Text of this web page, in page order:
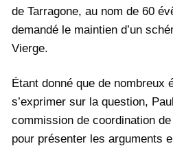
de Tarragone, au nom de 60
demandé le maintien d’un
Vierge.
Étant donné que de nombreux
s’exprimer sur la question,
commission de coordination
pour présenter les arguments